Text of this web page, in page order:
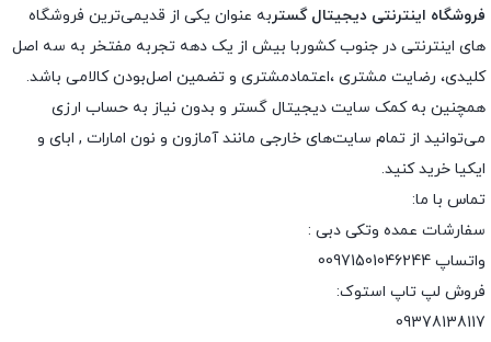
فروشگاه اینترنتی دیجیتال گستربه عنوان یکی از قدیمی‌ترین فروشگاه
های اینترنتی در جنوب کشوربا بیش از یک دهه تجربه مفتخر به سه اصل
کلیدی، رضایت مشتری ،اعتمادمشتری و تضمین اصل‌بودن کالامی باشد.
همچنین به کمک سایت دیجیتال گستر و بدون نیاز به حساب ارزی
می‌توانید از تمام سایت‌های خارجی مانند آمازون و نون امارات , ابای و
ایکیا خرید کنید.
تماس با ما:
سفارشات عمده وتکی دبی :
واتساپ 00971501046244
فروش لپ تاپ استوک:
09378138117